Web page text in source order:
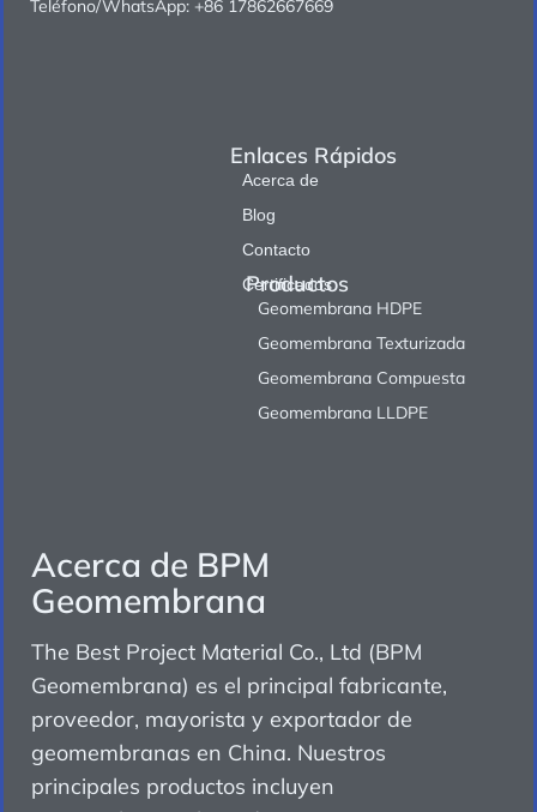
Acerca de BPM
Geomembrana
The Best Project Material Co., Ltd (BPM
Geomembrana) es el principal fabricante,
proveedor, mayorista y exportador de
geomembranas en China. Nuestros
principales productos incluyen
Enlaces Rápidos
Acerca de
Blog
Contacto
Certificados
Productos
Geomembrana HDPE
Geomembrana Texturizada
Geomembrana Compuesta
Geomembrana LLDPE
Teléfono/WhatsApp: +86 17862667669